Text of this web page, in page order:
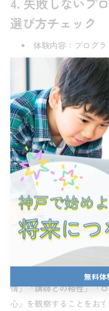
選び方チェック
体験内容：プログ
づくりに実際に触れら
カリキュラム：幼
か、スクール間で振替
講師の関わり：プ
して導けるか
通いやすさ：神戸
の時間帯、家からの距離
継続性：ロボット
プログラミング教室内
5. 私たちの視点
ンニング）
私たちは、神戸市でスク
に、まず短時間のプログ
情」「講師との相性」「
心」を観察することをお
無料
無料体